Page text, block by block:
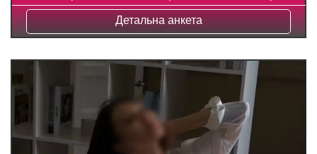
Детальна анкета